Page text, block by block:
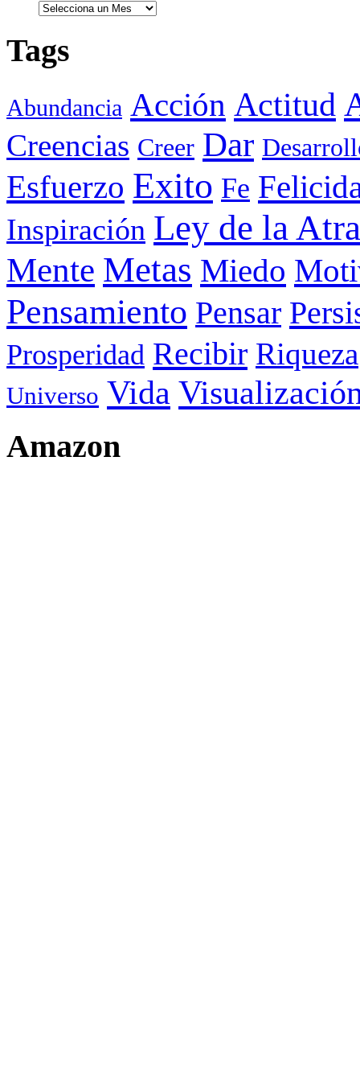
Tags
Abundancia Acción Actitud
Creencias Creer Dar
Esfuerzo Exito Fe
Inspiración Ley de la
Mente Metas Miedo
Pensamiento Pensar
Prosperidad Recibir Riqueza
Universo Vida
Amazon